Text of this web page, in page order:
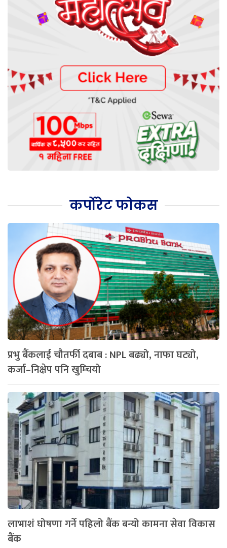
कर्पोरेट फोकस
प्रभु बैंकलाई चौतर्फी दबाब : NPL बढ्यो, नाफा घट्यो,
कर्जा–निक्षेप पनि खुम्चियो
लाभाशं घोषणा गर्ने पहिलो बैंक बन्यो कामना सेवा विकास
बैंक